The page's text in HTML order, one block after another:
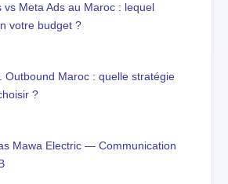
vs Meta Ads au Maroc : lequel
votre budget ?
Outbound Maroc : quelle stratégie
?
Mawa Electric — Communication